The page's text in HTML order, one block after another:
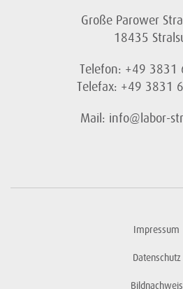
Große Parower
18435
Telefon: +49 3831
Telefax: +49 3831
Mail: info@labor-
Impressum
Datenschutz
Bildnachweis